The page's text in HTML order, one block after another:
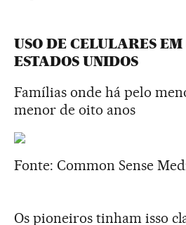
USO DE CELULARES EM
ESTADOS UNIDOS
Famílias onde há pelo
menor de oito anos
Fonte: Common Sense
Os pioneiros tinham isso